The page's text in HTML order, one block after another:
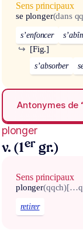
Sens principaux
se plonger(dans
s’enfoncer
[Fig.]
↪
s’absorber
Antonymes de
plonger
v. (1er gr.)
Sens principaux
plonger(qqch)
retirer